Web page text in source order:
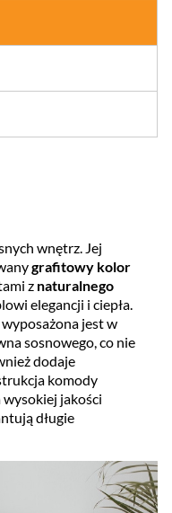
wnętrz. Jej
grafitowy kolor
z naturalnego
elegancji i ciepła.
wyposażona jest w
sosnowego, co nie
dodaje
komody
wysokiej jakości
długie